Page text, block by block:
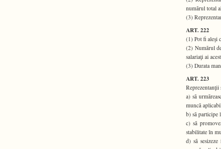
numãrul total
(3)
ART. 222
(1) Pot fi aleşi
(2) Numãrul
salariaţi ai
(3) Durata
ART. 223
a) sã
muncã
b) sã participe
c) sã
stabilitate în
d) sã